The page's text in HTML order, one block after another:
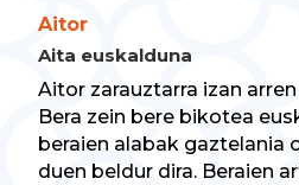
Aitor
Aita euskalduna
Aitor zarauztarra izan
Bera zein bere bikotea
beraien alabak gaztelania
duen beldur dira. Beraien